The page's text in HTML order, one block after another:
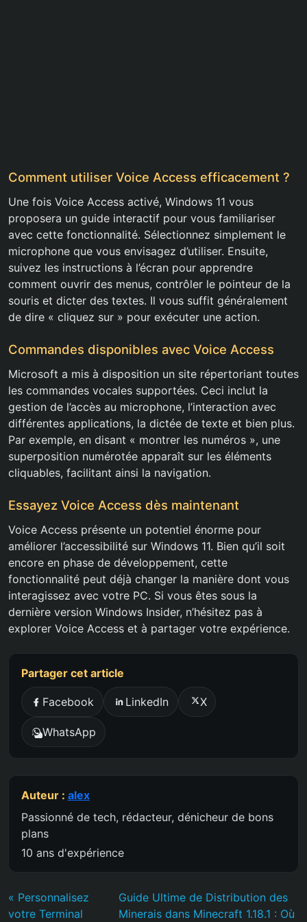
Comment utiliser Voice Access efficacement ?
Une fois Voice Access activé, Windows 11 vous
proposera un guide interactif pour vous familiariser
avec cette fonctionnalité. Sélectionnez simplement le
microphone que vous envisagez d’utiliser. Ensuite,
suivez les instructions à l’écran pour apprendre
comment ouvrir des menus, contrôler le pointeur de la
souris et dicter des textes. Il vous suffit généralement
de dire « cliquez sur » pour exécuter une action.
Commandes disponibles avec Voice Access
Microsoft a mis à disposition un site répertoriant toutes
les commandes vocales supportées. Ceci inclut la
gestion de l’accès au microphone, l’interaction avec
différentes applications, la dictée de texte et bien plus.
Par exemple, en disant « montrer les numéros », une
superposition numérotée apparaît sur les éléments
cliquables, facilitant ainsi la navigation.
Essayez Voice Access dès maintenant
Voice Access présente un potentiel énorme pour
améliorer l’accessibilité sur Windows 11. Bien qu’il soit
encore en phase de développement, cette
fonctionnalité peut déjà changer la manière dont vous
interagissez avec votre PC. Si vous êtes sous la
dernière version Windows Insider, n’hésitez pas à
explorer Voice Access et à partager votre expérience.
Partager cet article
Facebook LinkedIn X
WhatsApp
Auteur : alex
Passionné de tech, rédacteur, dénicheur de bons
plans
10 ans d'expérience
« Personnalisez
votre Terminal
Guide Ultime de Distribution des
Minerais dans Minecraft 1.18.1 : Où